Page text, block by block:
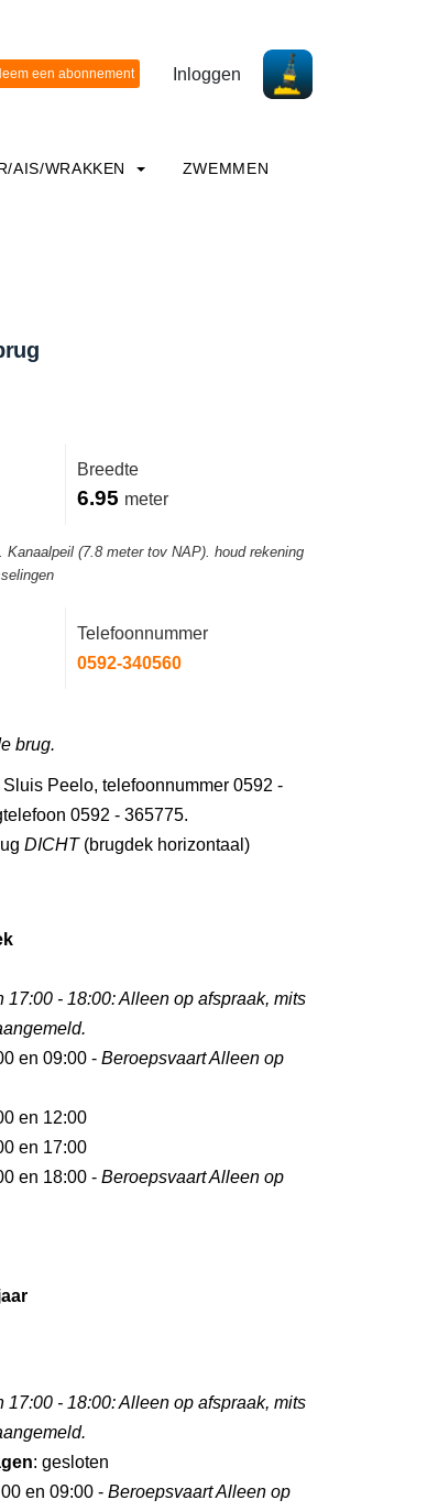
Inloggen
AIS/WRAKKEN ZWEMMEN
Breedte
6.95 meter
Kanaalpeil (7.8 meter tov NAP). houd rekening
Telefoonnummer
0592-340560
brug.
Sluis Peelo, telefoonnummer 0592 -
0592 - 365775.
DICHT(brugdek horizontaal)
17:00 - 18:00: Alleen op afspraak, mits
en 09:00 - Beroepsvaart Alleen op
en 12:00
en 17:00
en 18:00 - Beroepsvaart Alleen op
17:00 - 18:00: Alleen op afspraak, mits
: gesloten
en 09:00 - Beroepsvaart Alleen op